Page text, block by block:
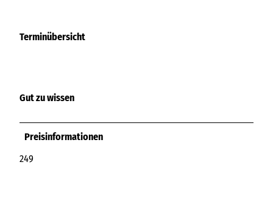
Terminübersicht
Gut zu wissen
Preisinformationen
249